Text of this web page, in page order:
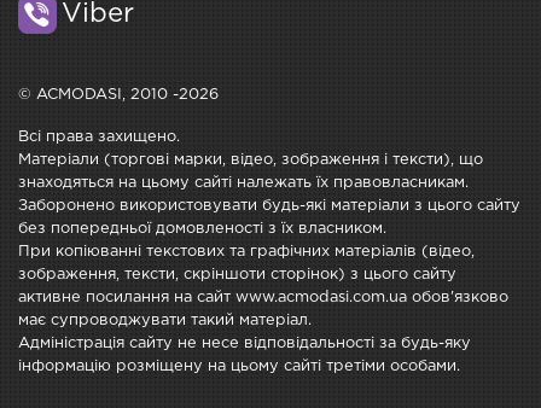
Viber
© ACMODASI, 2010 -2026
Всі права захищено.
Матеріали (торгові марки, відео, зображення і тексти), що
знаходяться на цьому сайті належать їх правовласникам.
Заборонено використовувати будь-які матеріали з цього сайту
без попередньої домовленості з їх власником.
При копіюванні текстових та графічних матеріалів (відео,
зображення, тексти, скріншоти сторінок) з цього сайту
активне посилання на сайт www.acmodasi.com.ua обов'язково
має супроводжувати такий матеріал.
Адміністрація сайту не несе відповідальності за будь-яку
інформацію розміщену на цьому сайті третіми особами.